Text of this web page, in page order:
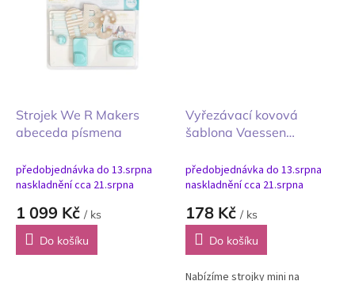
Strojek We R Makers
abeceda písmena
předobjednávka do 13.srpna
naskladnění cca 21.srpna
1 099 Kč / ks
Do košíku
Vyřezávací kovová
šablona Vaessen
Abeceda
předobjednávka do 13.srpna
naskladnění cca 21.srpna
178 Kč / ks
Do košíku
Nabízíme strojky mini na